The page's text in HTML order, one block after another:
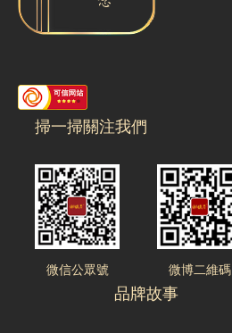
掃一掃關注我們
微信公眾號 微博二維碼
品牌故事